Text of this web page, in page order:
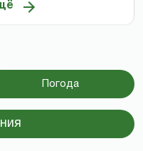
Погода